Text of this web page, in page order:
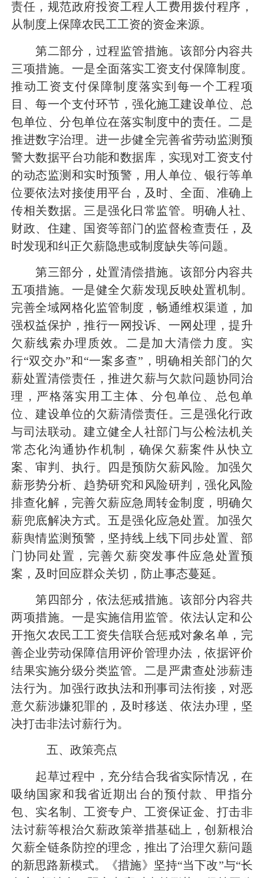
责任，规范政府投资工程人工费用拨付程序，
从制度上保障农民工工资的资金来源。
第二部分，过程监管措施。该部分内容共
三项措施。一是全面落实工资支付保障制度。
推动工资支付保障制度落实到每一个工程项
目、每一个支付环节，强化施工建设单位、总
包单位、分包单位在落实制度中的责任。二是
推进数字治理。进一步健全完善省劳动监测预
警大数据平台功能和数据库，实现对工资支付
的动态监测和实时预警，用人单位、银行等单
位要依法对接使用平台，及时、全面、准确上
传相关数据。三是强化日常监管。明确人社、
财政、住建、国资等部门的监督检查责任，及
时发现和纠正欠薪隐患或制度缺失等问题。
第三部分，处置清偿措施。该部分内容共
五项措施。一是健全欠薪发现反映处置机制。
完善全域网格化监管制度，畅通维权渠道，加
强权益保护，推行一网投诉、一网处理，提升
欠薪线索办理质效。二是加大清偿力度。实
行“双交办”和“一案多查”，明确相关部门的欠
薪处置清偿责任，推进欠薪与欠款问题协同治
理，严格落实用工主体、分包单位、总包单
位、建设单位的欠薪清偿责任。三是强化行政
与司法联动。建立健全人社部门与公检法机关
常态化沟通协作机制，确保欠薪案件从快立
案、审判、执行。四是预防欠薪风险。加强欠
薪形势分析、趋势研究和风险研判，强化风险
排查化解，完善欠薪应急周转金制度，明确欠
薪兜底解决方式。五是强化应急处置。加强欠
薪舆情监测预警，坚持线上线下同步处置、部
门协同处置，完善欠薪突发事件应急处置预
案，及时回应群众关切，防止事态蔓延。
第四部分，依法惩戒措施。该部分内容共
两项措施。一是实施信用监管。依法认定和公
开拖欠农民工工资失信联合惩戒对象名单，完
善企业劳动保障信用评价管理办法，依据评价
结果实施分级分类监管。二是严肃查处涉薪违
法行为。加强行政执法和刑事司法衔接，对恶
意欠薪涉嫌犯罪的，及时移送、依法办理，坚
决打击非法讨薪行为。
五、政策亮点
起草过程中，充分结合我省实际情况，在
吸纳国家和我省近期出台的预付款、甲指分
包、实名制、工资专户、工资保证金、打击非
法讨薪等根治欠薪政策举措基础上，创新根治
欠薪全链条防控的理念，推出了治理欠薪问题
的新思路新模式。《措施》坚持“当下改”与“长